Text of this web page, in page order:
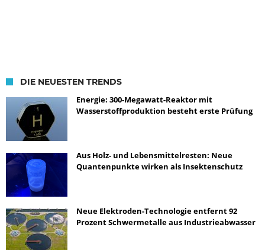
DIE NEUESTEN TRENDS
Energie: 300-Megawatt-Reaktor mit
Wasserstoffproduktion besteht erste Prüfung
Aus Holz- und Lebensmittelresten: Neue
Quantenpunkte wirken als Insektenschutz
Neue Elektroden-Technologie entfernt 92
Prozent Schwermetalle aus Industrieabwasser